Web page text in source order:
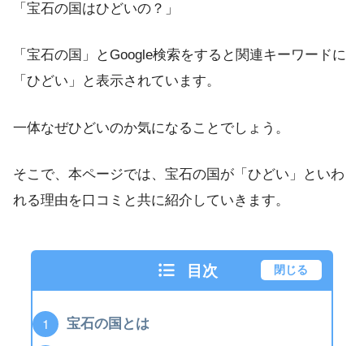
「宝石の国はひどいの？」
「宝石の国」とGoogle検索をすると関連キーワードに
「ひどい」と表示されています。
一体なぜひどいのか気になることでしょう。
そこで、本ページでは、宝石の国が「ひどい」といわ
れる理由を口コミと共に紹介していきます。
目次 閉じる
宝石の国とは